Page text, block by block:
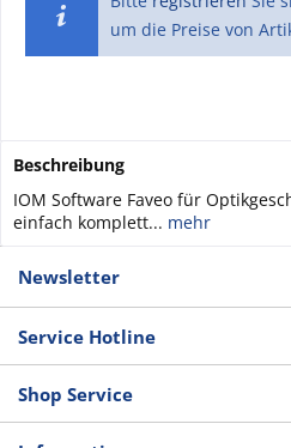
um die Preise von
Beschreibung
IOM Software Faveo für
einfach komplett... mehr
Newsletter
Service Hotline
Shop Service